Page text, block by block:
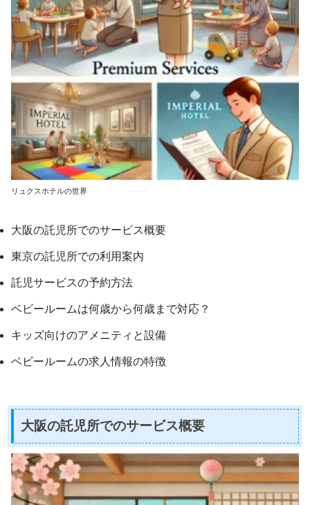
リュクスホテルの世界
大阪の託児所でのサービス概要
東京の託児所での利用案内
託児サービスの予約方法
ベビールームは何歳から何歳まで対応？
キッズ向けのアメニティと設備
ベビールームの求人情報の特徴
大阪の託児所でのサービス概要